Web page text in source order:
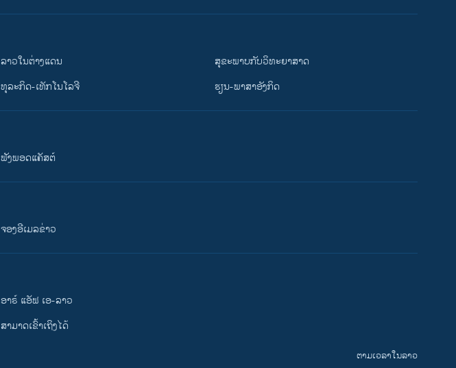
ລາວໃນຕ່າງແດນ
ທຸລະກິດ-ເທັກໂນໂລຈີ
ສຸຂະພາບກັບວິທະຍາສາດ
ຮຽນ-ພາສາອັງກິດ
ຟັງພອດແຄັສຕ໌
ຈອງອີເມລຂ່າວ
ອາຣ໌ ແອັຟ ເອ-ລາວ
ສາມາດເຂົ້າເຖິງໄດ້
ຕາມເວລາໃນລາວ